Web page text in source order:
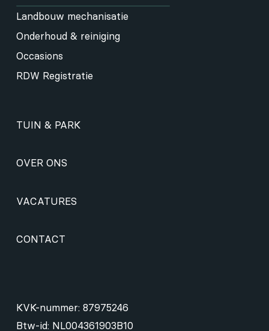
Landbouw mechanisatie
Onderhoud & reiniging
Occasions
RDW Registratie
TUIN & PARK
OVER ONS
VACATURES
CONTACT
KVK-nummer: 87975246
Btw-id: NL004361903B10